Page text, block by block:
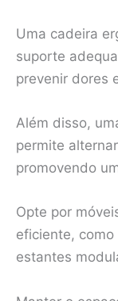
Uma cadeira
suporte
prevenir dores
Além disso,
permite
promovendo
Opte por
eficiente,
estantes